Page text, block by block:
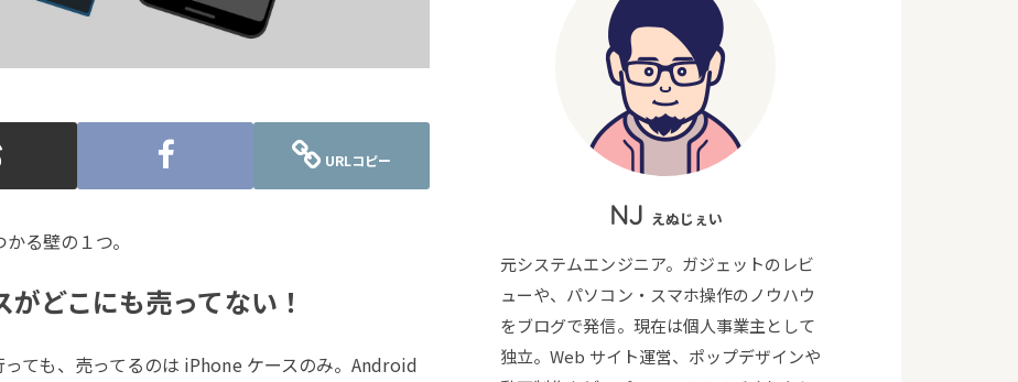
URLコピー
る壁の１つ。
どこにも売ってない！
ても、売ってるのは iPhone ケースのみ。Android
NJ えぬじぇい
元システムエンジニア。ガジェットのレビ
ューや、パソコン・スマホ操作のノウハウ
をブログで発信。現在は個人事業主として
独立。Web サイト運営、ポップデザインや